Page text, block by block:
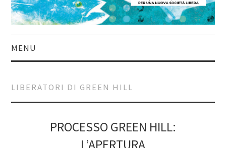
MENU
ACQUISTALO
LIBERATORI DI GREEN HILL
PROCESSO GREEN HILL:
L’APERTURA